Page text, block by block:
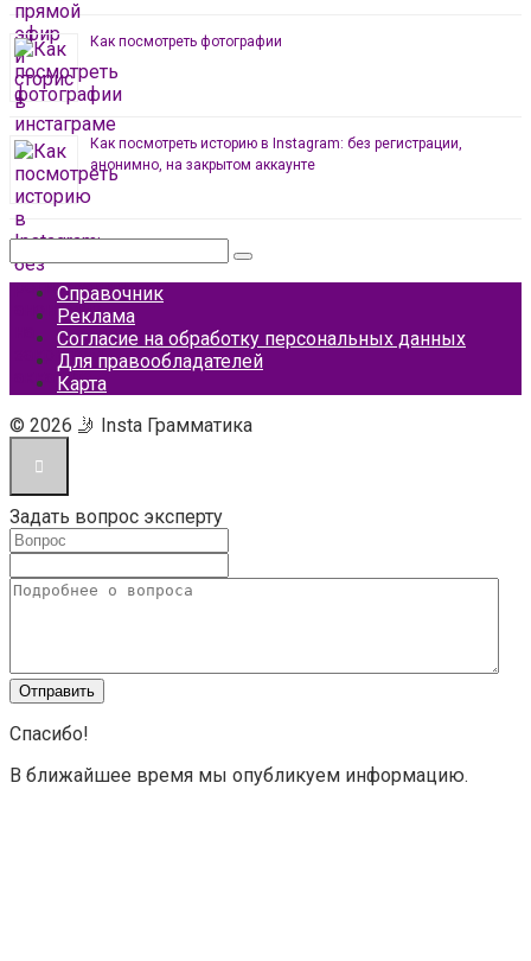
Как посмотреть фотографии
Как посмотреть историю в Instagram: без регистрации,
анонимно, на закрытом аккаунте
Справочник
Реклама
Согласие на обработку персональных данных
Для правообладателей
Карта
© 2026 🤳 Insta Грамматика
Задать вопрос эксперту
Спасибо!
В ближайшее время мы опубликуем информацию.